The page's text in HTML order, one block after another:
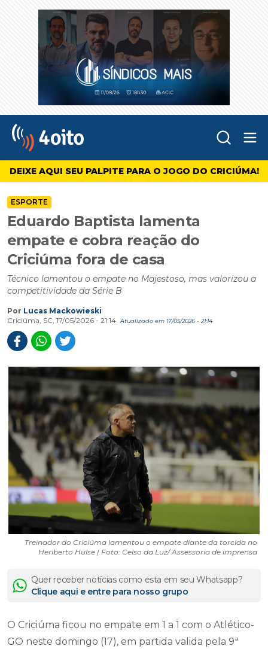
4oito
DEIXE AQUI SEU PALPITE PARA O JOGO DO CRICIÚMA!
ESPORTE
Eduardo Baptista lamenta
empate e cobra reação do
Criciúma fora de casa
Técnico lamentou o empate no Majestoso, mas valorizou a
competitividade da Série B
Por Lucas Mackowieski
Criciúma, SC, 17/05/2026 - 21:14
Atualizado em 17/05/2026 - 21:14
Treinador do Criciúma lamentou o empate diante da torcida no
Heriberto Hülse | Foto: Celso da Luz/ Assessoria de imprensa
Quer receber notícias como esta em seu Whatsapp?
Clique aqui e entre para nosso grupo
O Criciúma ficou no empate em 1 a 1 com o Atlético-
GO neste domingo (17), em partida valida pela 9ª